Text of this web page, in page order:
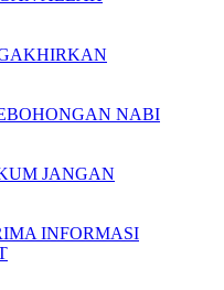
NABI
JANGAN
INFORMASI